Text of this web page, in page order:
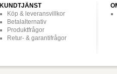
KUNDTJÄNST
Köp & leveransvillkor
Betalalternativ
Produktfrågor
Retur- & garantifrågor